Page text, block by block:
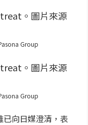
Group
Group
向日媒澄清，表